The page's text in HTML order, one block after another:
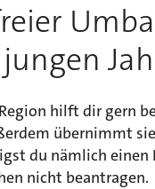
hilft dir gern
übernimmt
du nämlich
nicht beantragen.